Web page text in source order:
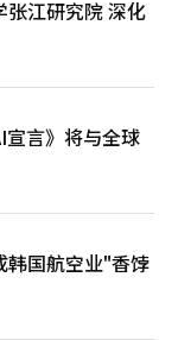
第三季度记录了50
市场中，供应商一
现得更加明显。根
2024年因连续罢
取消等直接损失
半导体市
向台湾的台积电或
◆ “18天
虑可能影响平泽
线运输旅客量分别
成本明显上升，价
国对韩国公民实施
。尤其是近年来以
走红，美食打卡、
踏上赴华之路。
积极布局。
除北京、上海、
、广州、厦门等新
场出发需求，强化
美食、文化、体验
夏季旅游专题活
大厅设立了专门的
部四个地方政府的
发结合地方传统节
游节等。 中国
”作为杠杆，全面
定制化访韩产品推
制定精细化的定制
人工智能（AI）系
张江研究院 深化
言》将与全球
韩国航空业"香饽